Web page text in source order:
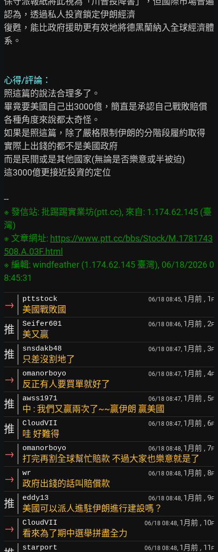
認為，透過私人投資鎖定伊朗經濟
復甦，能比政府援助更有效地將德黑蘭納入全球經濟體
系。
心得/評論：
照這篇的說法合理多了。
畢竟要美國自己出3000億，簡直是承認自己戰敗賠償
各種角度來說都太奇怪。
如果是照這篇，除了嚴格限制伊朗的分階段履約取得
實際上出錢的都不是美國政府
而是民間或是其他國家(無論是否樂意或半被迫)
這3000億更接近投資的定位
※ 發信站: 批踢踢實業坊(ptt.cc), 來自: 1.174.62.145 (臺
灣)
※ 文章網址: https://www.ptt.cc/bbs/Stock/M.1781743
508.A.03F.html
※ 編輯: windfeather (1.174.62.145 臺灣), 06/18/2026 0
→ pttstock 06/18 08:45, 1月前 , 1 F
美國戰敗國
推 Seifer601 06/18 08:46, 1月前 , 2F
美又贏
推 snsdakb48 06/18 08:47, 1月前 , 3F
只差沒割地了
→ omanorboyo 06/18 08:47, 1月前 , 4F
反正有人要買單就好了
推 awss1971 06/18 08:47, 1月前 , 5F
中 : 我們又贏兩次了~~贏伊朗 贏美國
推 CloudVII 06/18 08:47, 1月前 , 6F
哇 好難得
→ omanorboyo 06/18 08:48, 1月前 , 7F
打完再割全球幫忙賠款 不過大家也樂意就是了
→ wr 06/18 08:48, 1月前 , 8F
政府出錢的話叫賠償款
推 eddy13 06/18 08:48, 1月前 , 9F
美國可以派人進駐伊朗進行建設嗎？
→ CloudVII 06/18 08:48, 1月前 , 10F
看來為了期中選舉拼盡全力
starport 06/18 08:48, 1月前 , 11 F